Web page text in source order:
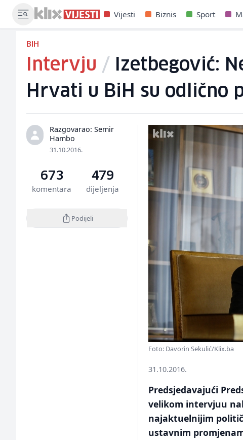
Vijesti Biznis Sport
BIH
Intervju / Izetbegović:
Hrvati u BiH su odlično
Razgovarao: Semir
Hambo
31.10.2016.
673
komentara
479
dijeljenja
Podijeli
Foto: Davorin Sekulić/Klix.ba
31.10.2016.
Predsjedavajući
velikom intervjuu
najaktuelnijim
ustavnim